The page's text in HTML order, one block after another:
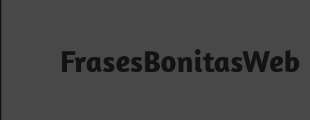
contenido
FrasesBonitasWeb